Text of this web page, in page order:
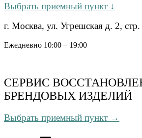
Выбрать приемный пункт ↓
г. Москва, ул. Угрешская д. 2,
Ежедневно 10:00 – 19:00
СЕРВИС
БРЕНДОВЫХ ИЗДЕЛИЙ
Выбрать приемный пункт →